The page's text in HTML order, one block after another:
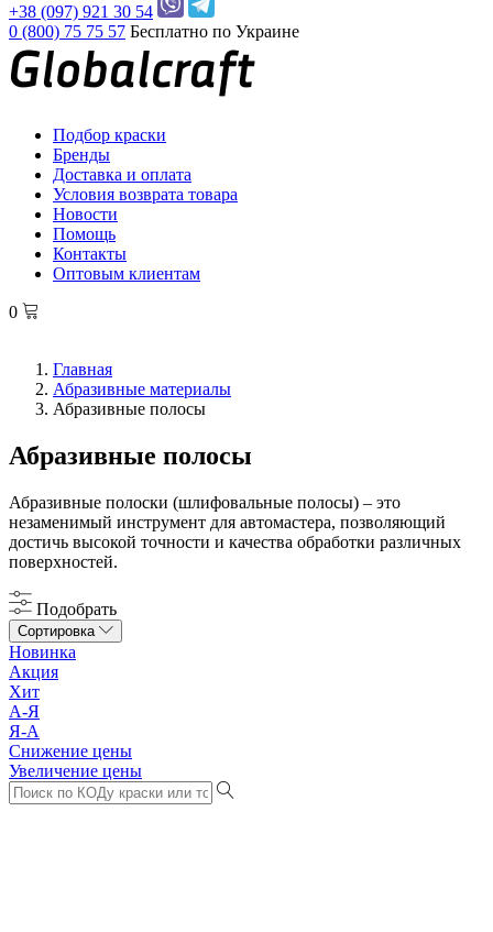
+38 (097) 921 30 54
0 (800) 75 75 57 Бесплатно по Украине
Подбор краски
Бренды
Доставка и оплата
Условия возврата товара
Новости
Помощь
Контакты
Оптовым клиентам
0
Главная
Абразивные материалы
Абразивные полосы
Абразивные полосы
Абразивные полоски (шлифовальные полосы) – это
незаменимый инструмент для автомастера, позволяющий
достичь высокой точности и качества обработки различных
поверхностей.
Подобрать
Сортировка
Новинка
Акция
Хит
А-Я
Я-А
Снижение цены
Увеличение цены